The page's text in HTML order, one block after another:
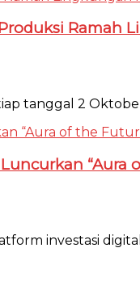
Ramah
tanggal 2
“Aura
investasi